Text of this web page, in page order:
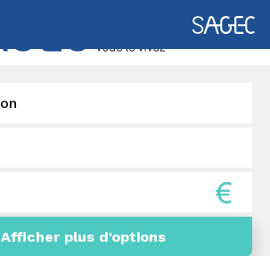
Afficher plus d'options